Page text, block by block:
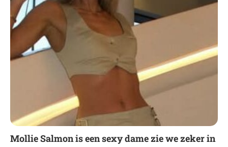
Mollie Salmon is een sexy dame zie we zeker in